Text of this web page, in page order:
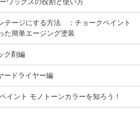
テージにする方法 ：チョークペイント
た簡単エージング塗装
ク剤編
ードライヤー編
イント モノトーンカラーを知ろう！